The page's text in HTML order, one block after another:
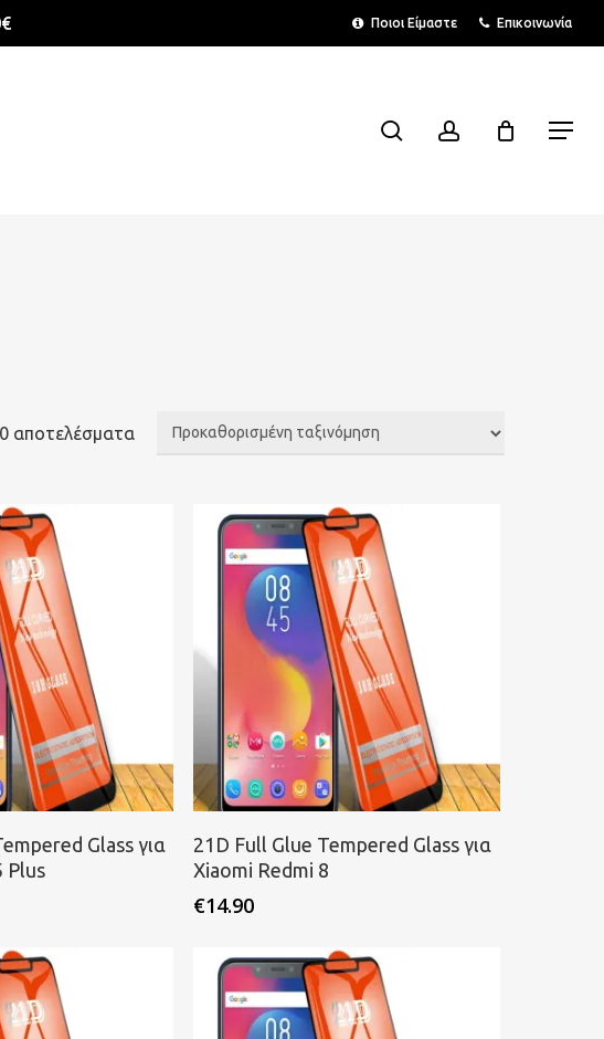
Ποιοι Είμαστε Επικοινωνία
Menu
search account
αποτελέσματα
καλάθιGlass για
Plus
Προσθήκη στο καλάθι
21D Full Glue Tempered Glass για
Xiaomi Redmi 8
€14.90
Menu